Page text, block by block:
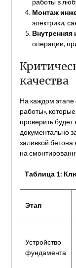
работы в
Монтаж
электрики,
Внутренняя
операции,
качества
На каждом
работы»,
проверить
документально
заливкой бетона
на
Таблица 1:
Этап
Устройство
фундамента